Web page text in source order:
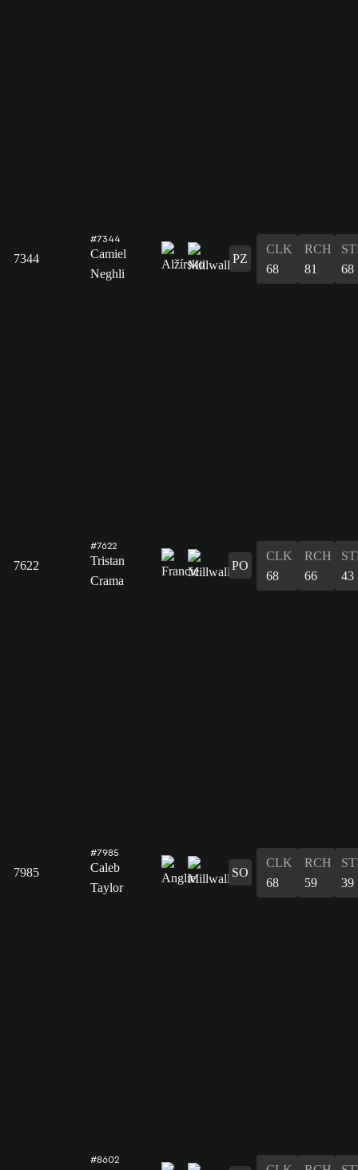
7344
#7344
Camiel
Neghli
PZ
CLK
68
RCH
81
68
7622
#7622
Tristan
Crama
PO
CLK
68
RCH
66
43
7985
#7985
Caleb
Taylor
SO
CLK
68
RCH
59
39
#8602